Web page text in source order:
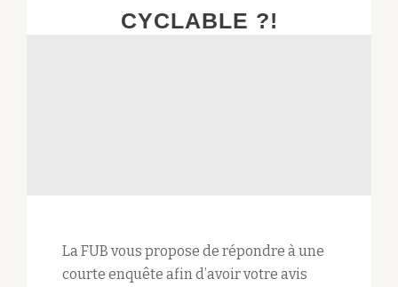
CYCLABLE ?!
La FUB vous propose de répondre à une
courte enquête afin d’avoir votre avis